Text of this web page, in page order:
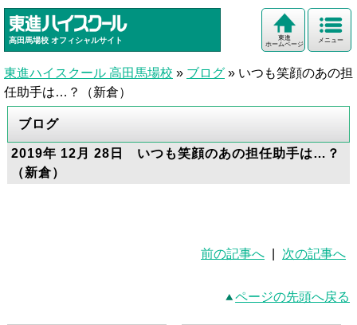
高田馬場校 オフィシャルサイト メニュー
東進
ホームページ
東進ハイスクール 高田馬場校 » ブログ » いつも笑顔のあの担
任助手は…？（新倉）
ブログ
2019年 12月 28日 いつも笑顔のあの担任助手は…？
（新倉）
前の記事へ 次の記事へ
ページの先頭へ戻る